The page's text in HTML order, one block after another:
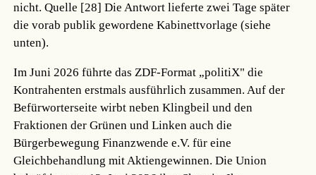
nicht.Quelle [28] Die Antwort lieferte zwei Tage später
die vorab publik gewordene Kabinettvorlage (siehe
unten).
Im Juni 2026 führte das ZDF-Format „politiX" die
Kontrahenten erstmals ausführlich zusammen. Auf der
Befürworterseite wirbt neben Klingbeil und den
Fraktionen der Grünen und Linken auch die
Bürgerbewegung Finanzwende e.V. für eine
Gleichbehandlung mit Aktiengewinnen. Die Union